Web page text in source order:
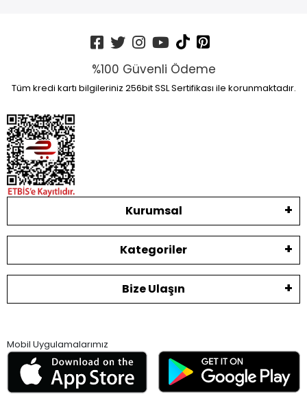
%100 Güvenli Ödeme
Tüm kredi kartı bilgileriniz 256bit SSL Sertifikası ile korunmaktadır.
Kurumsal
Kategoriler
Bize Ulaşın
Mobil Uygulamalarımız